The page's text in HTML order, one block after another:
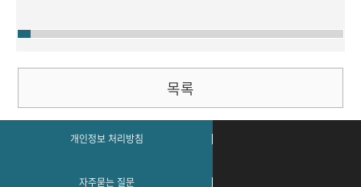
목록
개인정보 처리방침
자주묻는 질문